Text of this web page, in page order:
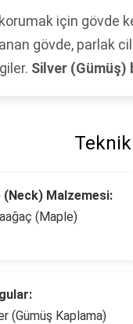
için gövde
gövde, parlak
Silver (Gümüş)
(Neck) Malzemesi:
(Maple)
(Gümüş Kaplama)